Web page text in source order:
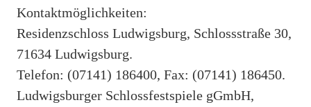
Kontaktmöglichkeiten:
Residenzschloss Ludwigsburg, Schlossstraße 30,
71634 Ludwigsburg.
Telefon: (07141) 186400, Fax: (07141) 186450.
Ludwigsburger Schlossfestspiele gGmbH,